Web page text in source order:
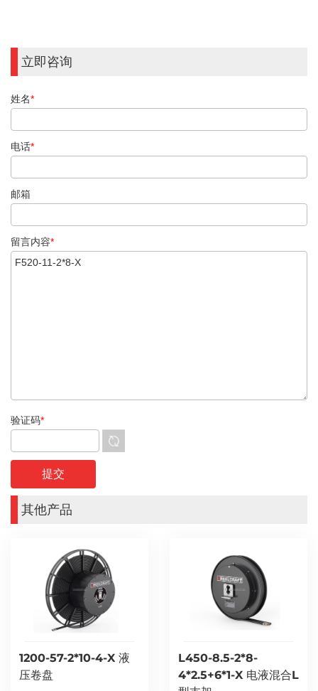
立即咨询
姓名*
电话*
邮箱
留言内容*
验证码*
其他产品
1200-57-2*10-4-X 液
压卷盘
L450-8.5-2*8-
4*2.5+6*1-X 电液混合L